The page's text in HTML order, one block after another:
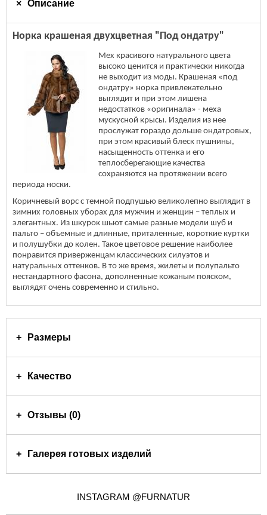
Описание
Норка крашеная двухцветная "Под ондатру"
Мех красивого натурального цвета
высоко ценится и практически никогда
не выходит из моды. Крашеная «под
ондатру» норка привлекательно
выглядит и при этом лишена
недостатков «оригинала» - меха
мускусной крысы. Изделия из нее
прослужат гораздо дольше ондатровых,
при этом красивый блеск пушнины,
насыщенность оттенка и его
теплосберегающие качества
сохраняются на протяжении всего
периода носки.
Коричневый ворс с темной подпушью великолепно выглядит в
зимних головных уборах для мужчин и женщин – теплых и
элегантных. Из шкурок шьют самые разные модели шуб и
пальто – объемные и длинные, приталенные, короткие куртки
и полушубки до колен. Такое цветовое решение наиболее
понравится приверженцам классических силуэтов и
натуральных оттенков. В то же время, жилеты и полупальто
нестандартного фасона, дополненные кожаным пояском,
выглядят очень современно и стильно.
Размеры
Качество
Отзывы (0)
Галерея готовых изделий
INSTAGRAM @FURNATUR